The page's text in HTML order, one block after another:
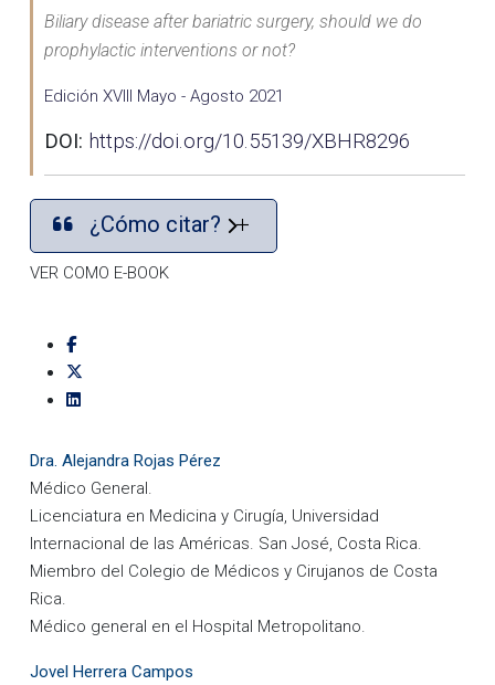
Biliary disease after bariatric surgery, should we do
prophylactic interventions or not?
Edición XVIII Mayo - Agosto 2021
DOI: https://doi.org/10.55139/XBHR8296
¿Cómo citar?
VER COMO E-BOOK
Dra. Alejandra Rojas Pérez
Médico General.
Licenciatura en Medicina y Cirugía, Universidad
Internacional de las Américas. San José, Costa Rica.
Miembro del Colegio de Médicos y Cirujanos de Costa
Rica.
Médico general en el Hospital Metropolitano.
Jovel Herrera Campos